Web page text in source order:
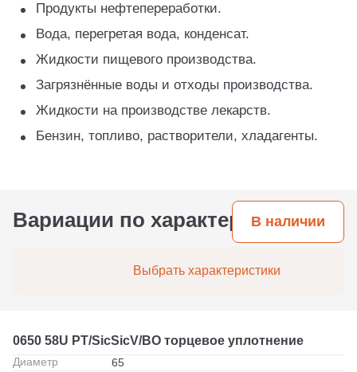
Продукты нефтепереработки.
Вода, перегретая вода, конденсат.
Жидкости пищевого производства.
Загрязнённые воды и отходы производства.
Жидкости на производстве лекарств.
Бензин, топливо, растворители, хладагенты.
Вариации по характеристикам
В наличии
Выбрать характеристики
0650 58U PT/SicSicV/BO торцевое уплотнение
Диаметр
65